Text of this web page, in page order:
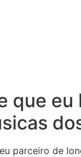
que eu
parceiro de